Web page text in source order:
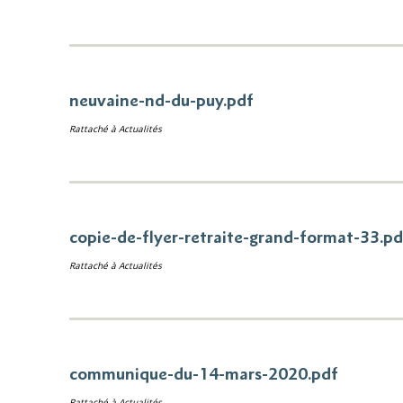
neuvaine-nd-du-puy.pdf
Rattaché à Actualités
copie-de-flyer-retraite-grand-format-
Rattaché à Actualités
communique-du-14-mars-2020.pdf